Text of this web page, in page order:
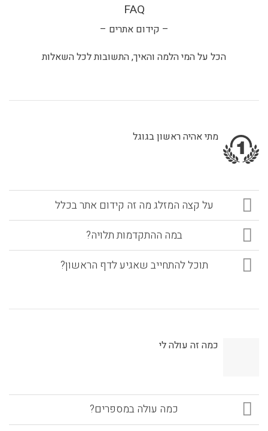
FAQ
– קידום אתרים –
הכל על המי הלמה והאיך, התשובות לכל השאלות
מתי אהיה ראשון בגוגל
על קצה המזלג מה זה קידום אתר בכלל
במה ההתקדמות תלויה?
תוכל להתחייב שאגיע לדף הראשון?
כמה זה עולה לי
כמה עולה במספרים?